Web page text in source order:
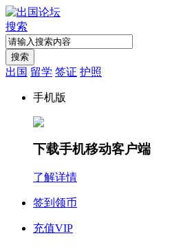
搜索
搜索
出国 留学 签证 护照
手机版
下载手机移动客户端
了解详情
签到领币
充值VIP